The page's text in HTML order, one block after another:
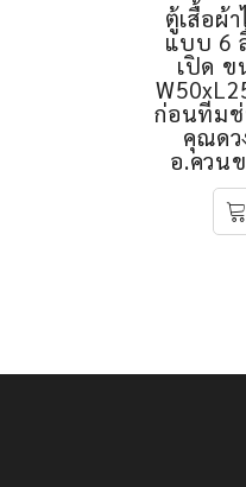
ตู้เสื้อผ้
แบบ 6
เปิด ข
ก่อนทีมช่
คุณด
อ.ควน